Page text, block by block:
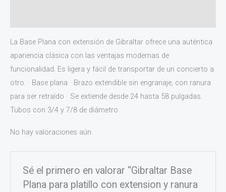
La Base Plana con extensión de Gibraltar ofrece una auténtica
apariencia clásica con las ventajas modernas de
funcionalidad. Es ligera y fácil de transportar de un concierto a
otro. · Base plana · Brazo extendible sin engranaje, con ranura
para ser retraído · Se extiende desde 24 hasta 58 pulgadas. ·
Tubos con 3/4 y 7/8 de diámetro
No hay valoraciones aún.
Sé el primero en valorar “Gibraltar Base
Plana para platillo con extension y ranura